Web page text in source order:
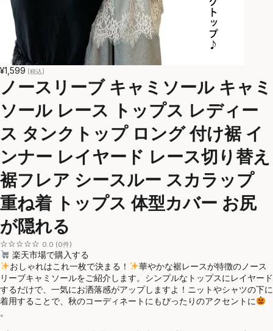
¥1,599 (税込)
ノースリーブ キャミソール キャミ
ソール レース トップス レディー
ス タンクトップ ロング 付け裾 イ
ンナー レイヤード レース切り替え
裾フレア シースルー スカラップ
重ね着 トップス 体型カバー お尻
が隠れる
☆☆☆☆☆ 0.0 (0件)
楽天市場で購入する
おしゃれはこれ一枚で決まる！
華やかな裾レースが特徴のノース
リーブキャミソールをご紹介します。シンプルなトップスにレイヤード
するだけで、一気にお洒落感がアップしますよ！ニットやシャツの下に
着用することで、秋のコーディネートにもぴったりのアクセントに
。